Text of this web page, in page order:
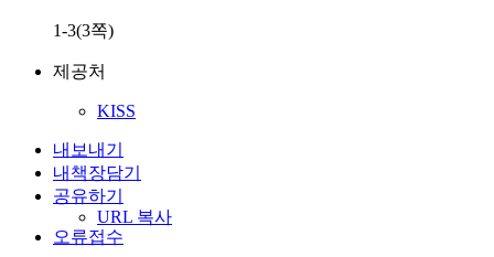
1-3(3쪽)
제공처
KISS
내보내기
내책장담기
공유하기
URL 복사
오류접수